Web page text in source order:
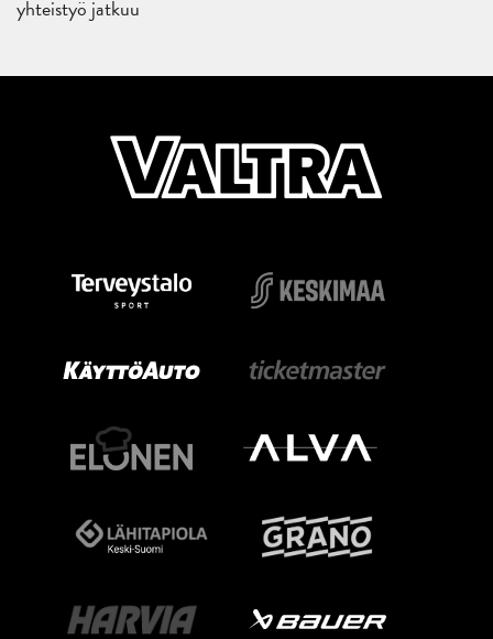
yhteistyö jatkuu